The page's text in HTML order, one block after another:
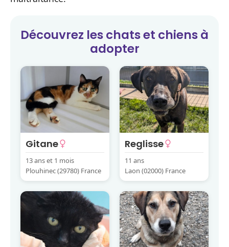
Découvrez leschats et chiensà
adopter
Gitane
13 ans et 1 mois
Plouhinec (29780) France
Reglisse
11 ans
Laon (02000) France